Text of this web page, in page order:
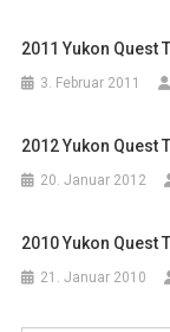
2011 Yukon Quest
3. Februar 2011
2012 Yukon Quest
20. Januar 2012
2010 Yukon Quest
21. Januar 2010